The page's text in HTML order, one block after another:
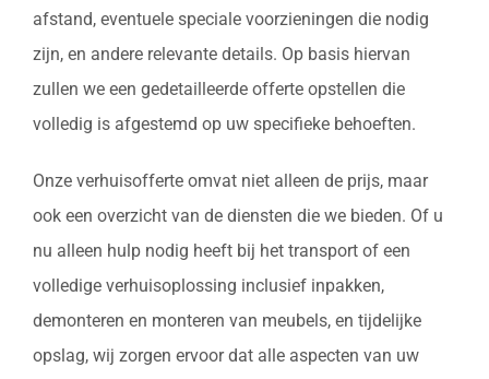
afstand, eventuele speciale voorzieningen die nodig
zijn, en andere relevante details. Op basis hiervan
zullen we een gedetailleerde offerte opstellen die
volledig is afgestemd op uw specifieke behoeften.
Onze verhuisofferte omvat niet alleen de prijs, maar
ook een overzicht van de diensten die we bieden. Of u
nu alleen hulp nodig heeft bij het transport of een
volledige verhuisoplossing inclusief inpakken,
demonteren en monteren van meubels, en tijdelijke
opslag, wij zorgen ervoor dat alle aspecten van uw